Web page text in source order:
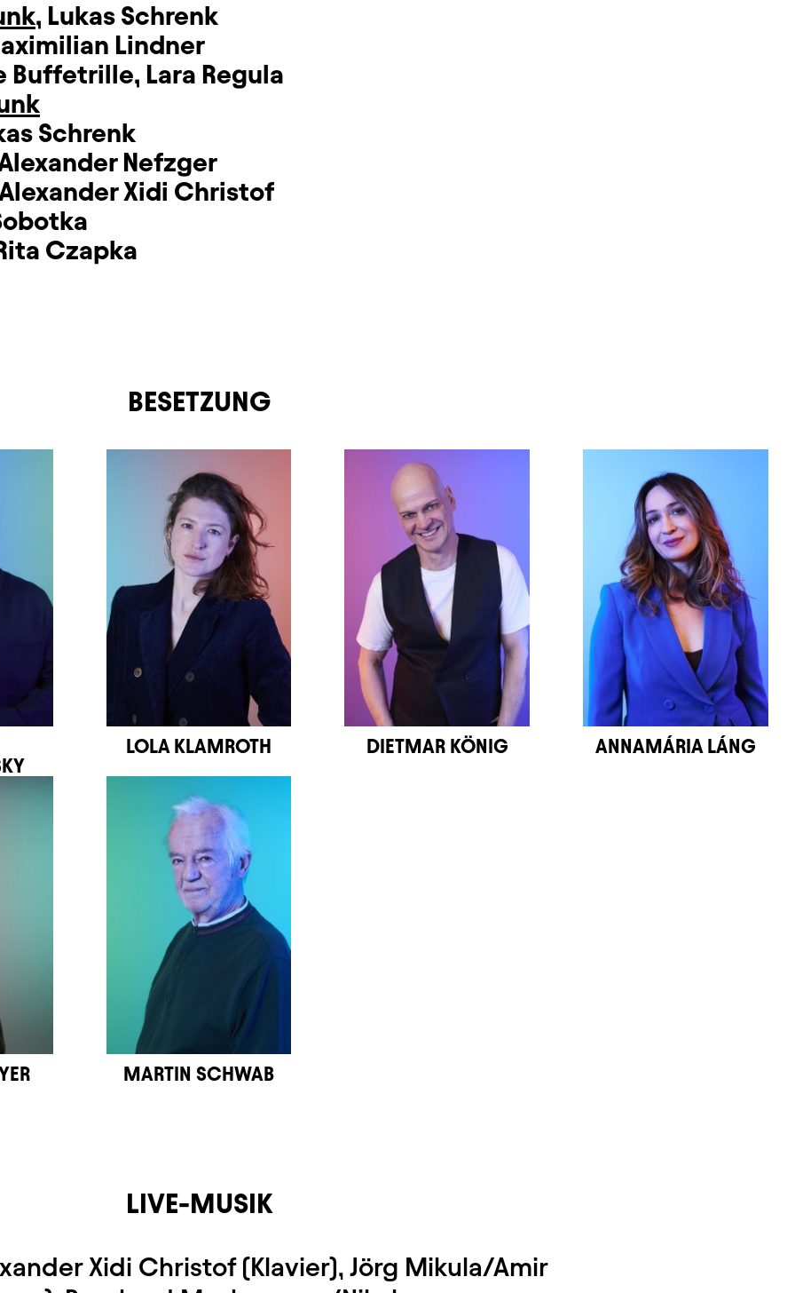
, Lukas Schrenk
Lindner
Buffetrille, Lara Regula
Schrenk
Nefzger
Xidi Christof
Czapka
BESETZUNG
LOLA KLAMROTH DIETMAR KÖNIG ANNAMÁRIA LÁNG
MARTIN SCHWAB
LIVE-MUSIK
Xidi Christof (Klavier), Jörg Mikula/Amir